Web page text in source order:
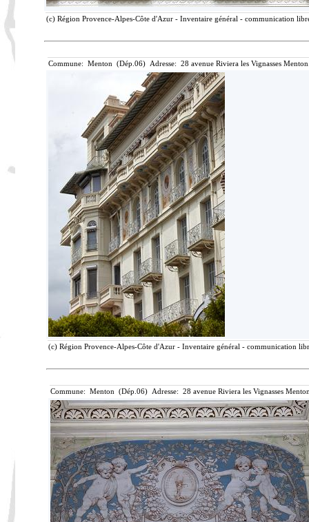
(c) Région Provence-Alpes-Côte d'Azur - Inventaire général - communication
Commune: Menton (Dép.06) Adresse: 28 avenue Riviera les Vignasses
(c) Région Provence-Alpes-Côte d'Azur - Inventaire général - communication
Commune: Menton (Dép.06) Adresse: 28 avenue Riviera les Vignasses